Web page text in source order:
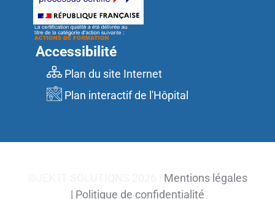
Accessibilité
Plan du site Internet
Plan interactif de l'Hôpital
Mentions légales
| Politique de confidentialité